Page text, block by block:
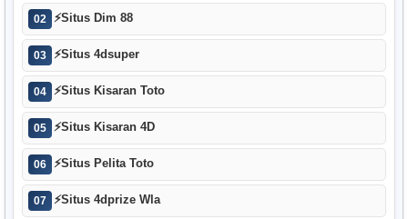
02 ⚡Situs Dim 88
03 ⚡Situs 4dsuper
04 ⚡Situs Kisaran Toto
05 ⚡Situs Kisaran 4D
06 ⚡Situs Pelita Toto
07 ⚡Situs 4dprize Wla